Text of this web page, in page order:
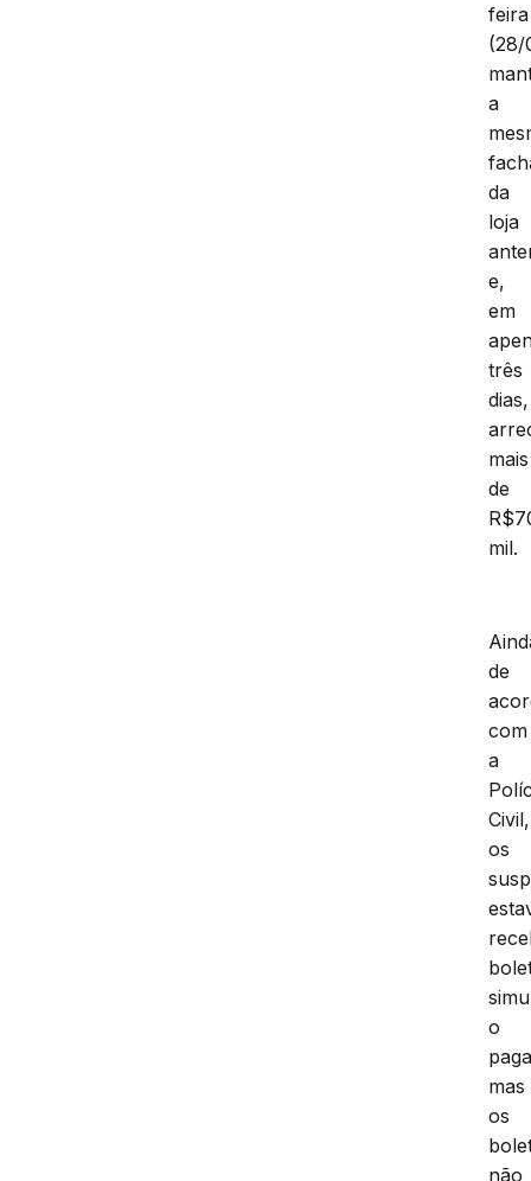
feira
(28/
a
da
loja
e,
em
três
dias,
mais
de
mil.
de
com
a
Civil,
os
o
mas
os
não